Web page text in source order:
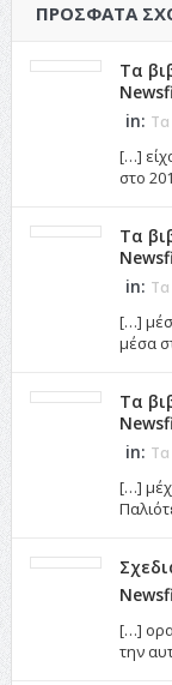
ΠΡΌΣΦΑΤΑ
Τα
in:
[…]
στο
Τα
in:
[…]
μέσα
Τα
in:
[…]
[…]
την